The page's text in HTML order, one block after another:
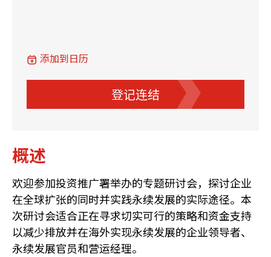
添加到日历
登记连结
概述
欢迎参加投资推广署举办的专题研讨会，探讨企业
在全球扩张的同时并实践永续发展的实际途径。本
次研讨会适合正在寻求切实可行的策略和资金支持
以减少排放并在海外实现永续发展的企业领导者、
永续发展官员和营运经理。